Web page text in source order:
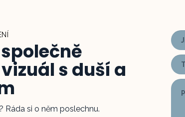
s duší a
Ráda si o něm poslechnu.